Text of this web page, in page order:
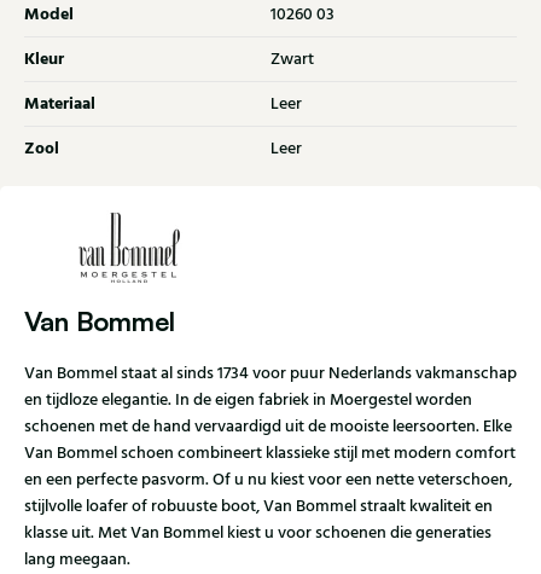
Model 10260 03
Kleur Zwart
Materiaal Leer
Zool Leer
Van Bommel
Van Bommel staat al sinds 1734 voor puur Nederlands vakmanschap
en tijdloze elegantie. In de eigen fabriek in Moergestel worden
schoenen met de hand vervaardigd uit de mooiste leersoorten. Elke
Van Bommel schoen combineert klassieke stijl met modern comfort
en een perfecte pasvorm. Of u nu kiest voor een nette veterschoen,
stijlvolle loafer of robuuste boot, Van Bommel straalt kwaliteit en
klasse uit. Met Van Bommel kiest u voor schoenen die generaties
lang meegaan.